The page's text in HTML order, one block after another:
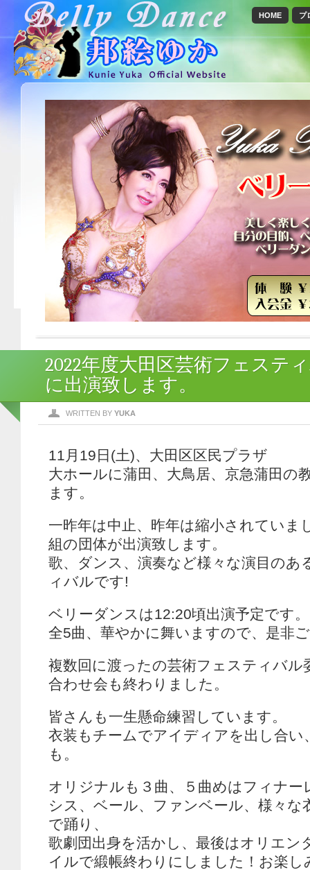
プ
HOME
2022年度大田区芸術フェステ
に出演致します。
WRITTEN BY YUKA
11月19日(土)、大田区区民プラザ
大ホールに蒲田、大鳥居、京急蒲田の
ます。
一昨年は中止、昨年は縮小されていま
組の団体が出演致します。
歌、ダンス、演奏など様々な演目のあ
ィバルです!
ベリーダンスは12:20頃出演予定です。
全5曲、華やかに舞いますので、是非
複数回に渡ったの芸術フェスティバル
合わせ会も終わりました。
皆さんも一生懸命練習しています。
衣装もチームでアイディアを出し合い
も。
オリジナルも３曲、５曲めはフィナー
シス、ベール、ファンベール、様々な
で踊り、
歌劇団出身を活かし、最後はオリエン
イルで緞帳終わりにしました！お楽し